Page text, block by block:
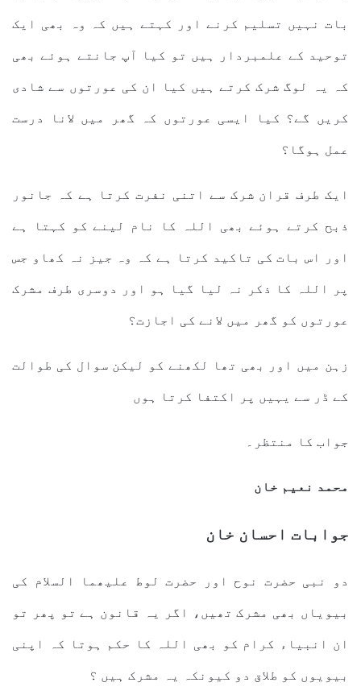
بات نہیں تسلیم کرنے اور کہتے ہیں کہ وہ بھی ایک
توحید کے علمبردار ہیں تو کیا آپ جانتے ہوئے بھی
کہ یہ لوگ شرک کرتے ہیں کیا ان کی عورتوں سے شادی
کریں گے؟ کیا ایسی عورتوں کہ گھر میں لانا درست
عمل ہوگا؟
ایک طرف قران شرک سے اتنی نفرت کرتا ہے کہ جانور
ذبح کرتے ہوئے بھی اللہ کا نام لینے کو کہتا ہے
اور اس بات کی تاکید کرتا ہے کہ وہ جیز نہ کھاو جس
پر اللہ کا ذکر نہ لیا گیا ہو اور دوسری طرف مشرک
عورتوں کو گھر میں لانے کی اجازت؟
زہن میں اور بھی تھا لکھنے کو لیکن سوال کی طوالت
کے ڈر سے یہیں پر اکتفا کرتا ہوں
جواب کا منتظر۔
محمد نعیم خان
جوابات احسان خان
دو نبی حضرت نوح اور حضرت لوط علیھما السلام کی
بیویاں بھی مشرک تھیں، اگر یہ قانون ہے تو پھر تو
ان انبیاء کرام کو بھی اللہ کا حکم ہوتا کہ اپنی
بیویوں کو طلاق دو کیونکہ یہ مشرک ہیں ؟